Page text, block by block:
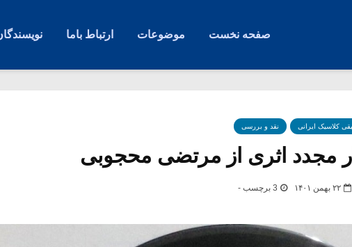
صفحه نخست موضوعات ارتباط باما
کلاسیک ایرانی نقد و بررسی
مجدد اثری از مرتضی محجوبی
۲۲ بهمن ۱۴۰۱ 3 برچسب -